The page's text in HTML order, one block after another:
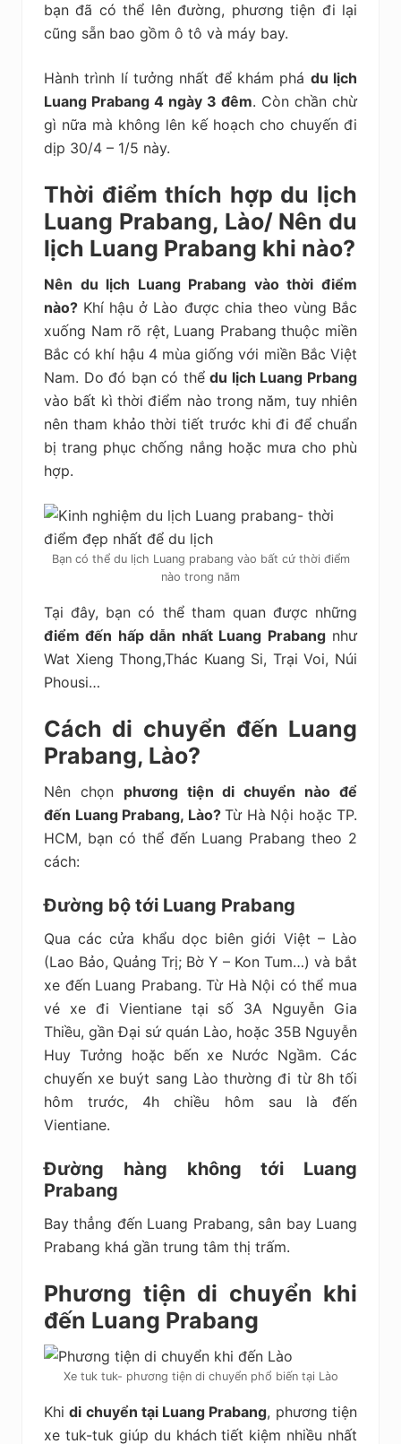
bạn đã có thể lên đường, phương tiện đi lại
cũng sẵn bao gồm ô tô và máy bay.
Hành trình lí tưởng nhất để khám phá du lịch
Luang Prabang 4 ngày 3 đêm. Còn chần chừ
gì nữa mà không lên kế hoạch cho chuyến đi
dịp 30/4 – 1/5 này.
Thời điểm thích hợp du lịch
Luang Prabang, Lào/ Nên du
lịch Luang Prabang khi nào?
Nên du lịch Luang Prabang vào thời điểm
nào? Khí hậu ở Lào được chia theo vùng Bắc
xuống Nam rõ rệt, Luang Prabang thuộc miền
Bắc có khí hậu 4 mùa giống với miền Bắc Việt
Nam. Do đó bạn có thểdu lịch Luang Prbang
vào bất kì thời điểm nào trong năm, tuy nhiên
nên tham khảo thời tiết trước khi đi để chuẩn
bị trang phục chống nắng hoặc mưa cho phù
hợp.
Bạn có thể du lịch Luang prabang vào bất cứ thời điểm
nào trong năm
Tại đây, bạn có thể tham quan được những
điểm đến hấp dẫn nhất Luang Prabangnhư
Wat Xieng Thong,Thác Kuang Si, Trại Voi, Núi
Phousi…
Cách di chuyển đến Luang
Prabang, Lào?
Nên chọn phương tiện di chuyển nào để
đến Luang Prabang, Lào? Từ Hà Nội hoặc TP.
HCM, bạn có thể đến Luang Prabang theo 2
cách:
Đường bộ tới Luang Prabang
Qua các cửa khẩu dọc biên giới Việt – Lào
(Lao Bảo, Quảng Trị; Bờ Y – Kon Tum…) và bắt
xe đến Luang Prabang. Từ Hà Nội có thể mua
vé xe đi Vientiane tại số 3A Nguyễn Gia
Thiều, gần Đại sứ quán Lào, hoặc 35B Nguyễn
Huy Tưởng hoặc bến xe Nước Ngầm. Các
chuyến xe buýt sang Lào thường đi từ 8h tối
hôm trước, 4h chiều hôm sau là đến
Vientiane.
Đường hàng không tới Luang
Prabang
Bay thẳng đến Luang Prabang, sân bay Luang
Prabang khá gần trung tâm thị trấm.
Phương tiện di chuyển khi
đến Luang Prabang
Xe tuk tuk- phương tiện di chuyển phổ biến tại Lào
Khidi chuyển tại Luang Prabang, phương tiện
xe tuk-tuk giúp du khách tiết kiệm nhiều nhất